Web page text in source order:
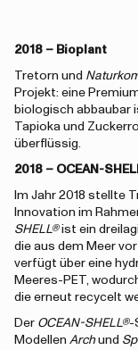
2018 – Bioplant
Tretorn und
Projekt: eine
biologisch abbaubar
Tapioka und
überflüssig.
2018 – OCEAN-
Im Jahr 2018 stellte
Innovation im
SHELL®ist ein
die aus dem Meer
verfügt über eine
Meeres-PET,
die erneut recycelt
Der OCEAN-SHELL®-
Modellen Archund